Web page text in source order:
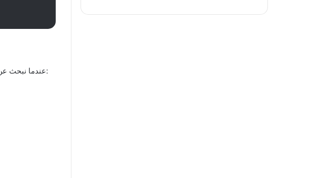
عندما نبحث عن مقاولي محطات البترول، نجد أن هناك مجموعة من المزايا التي تميز الأفضل في هذا المجال، ومنها: